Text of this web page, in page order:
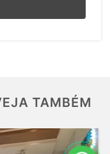
TAMBÉM